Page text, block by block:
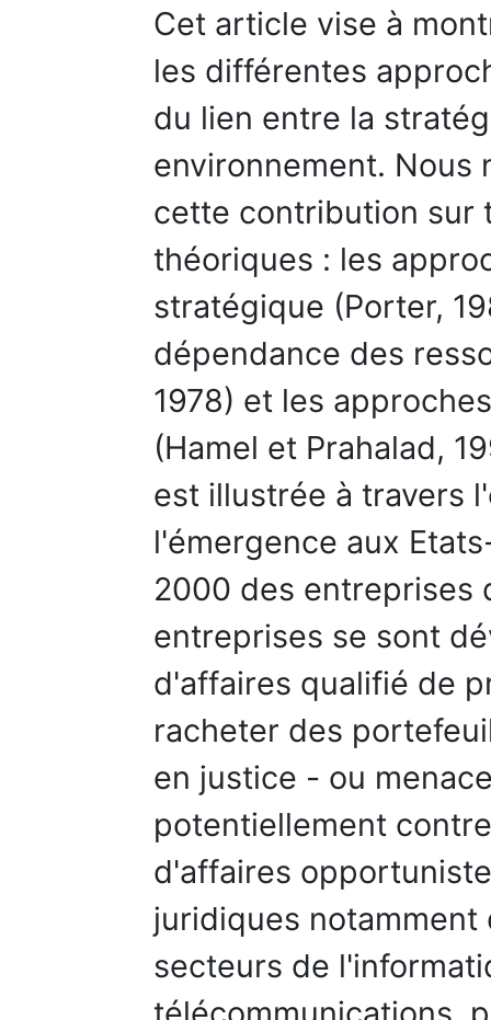
Cet article vise à
les différentes
du lien entre la
environnement. Nous
cette contribution sur
théoriques : les
stratégique (Porter,
dépendance des
1978) et les
(Hamel et Prahalad,
est illustrée à travers
l'émergence aux
2000 des entreprises
entreprises se sont
d'affaires qualifié de
racheter des
en justice - ou
potentiellement
d'affaires
juridiques
secteurs de